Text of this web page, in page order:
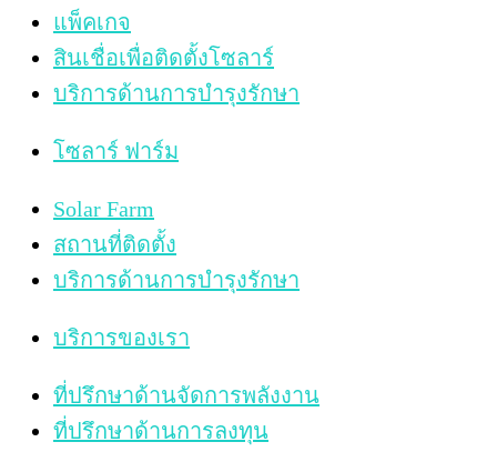
แพ็คเกจ
สินเชื่อเพื่อติดตั้งโซลาร์
บริการด้านการบำรุงรักษา
โซลาร์ ฟาร์ม
Solar Farm
สถานที่ติดตั้ง
บริการด้านการบำรุงรักษา
บริการของเรา
ที่ปรึกษาด้านจัดการพลังงาน
ที่ปรึกษาด้านการลงทุน